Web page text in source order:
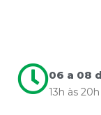
06 a 08
13h às